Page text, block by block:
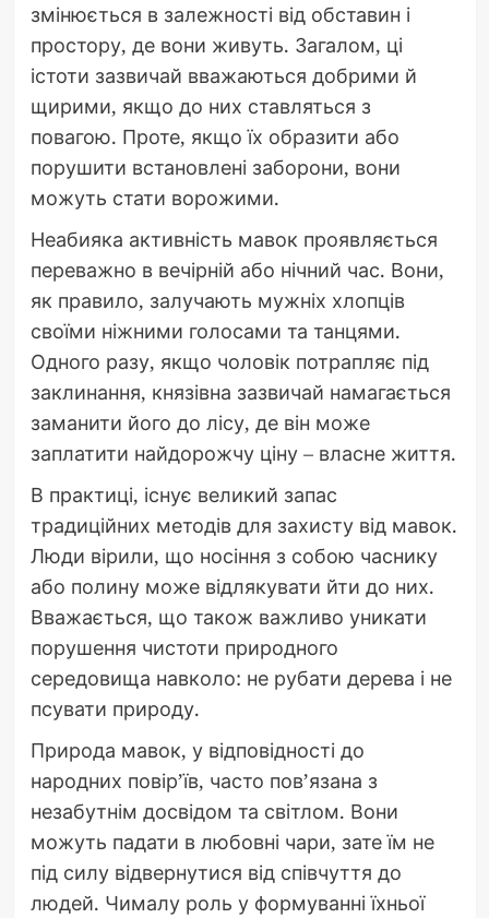
змінюється в залежності від обставин і
простору, де вони живуть. Загалом, ці
істоти зазвичай вважаються добрими й
щирими, якщо до них ставляться з
повагою. Проте, якщо їх образити або
порушити встановлені заборони, вони
можуть стати ворожими.
Неабияка активність мавок проявляється
переважно в вечірній або нічний час. Вони,
як правило, залучають мужніх хлопців
своїми ніжними голосами та танцями.
Одного разу, якщо чоловік потрапляє під
заклинання, князівна зазвичай намагається
заманити його до лісу, де він може
заплатити найдорожчу ціну – власне життя.
В практиці, існує великий запас
традиційних методів для захисту від мавок.
Люди вірили, що носіння з собою часнику
або полину може відлякувати йти до них.
Вважається, що також важливо уникати
порушення чистоти природного
середовища навколо: не рубати дерева і не
псувати природу.
Природа мавок, у відповідності до
народних повір’їв, часто пов’язана з
незабутнім досвідом та світлом. Вони
можуть падати в любовні чари, зате їм не
під силу відвернутися від співчуття до
людей. Чималу роль у формуванні їхньої